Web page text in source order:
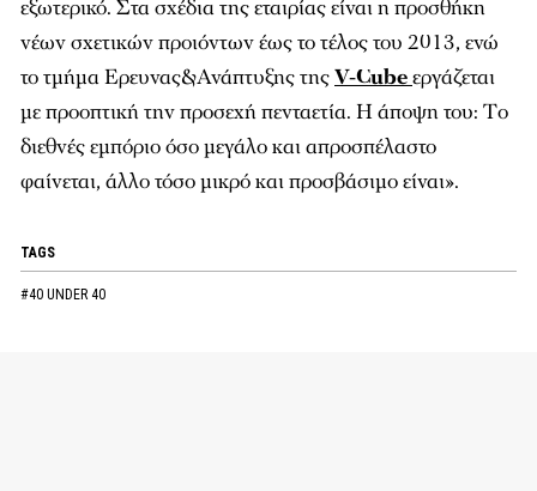
εξωτερικό. Στα σχέδια της εταιρίας είναι η προσθήκη
νέων σχετικών προιόντων έως το τέλος του 2013, ενώ
το τμήμα Ερευνας&Ανάπτυξης τηςV-Cubeεργάζεται
με προοπτική την προσεχή πενταετία. Η άποψη του: Tο
διεθνές εμπόριο όσο μεγάλο και απροσπέλαστο
φαίνεται, άλλο τόσο μικρό και προσβάσιμο είναι».
TAGS
#40 UNDER 40